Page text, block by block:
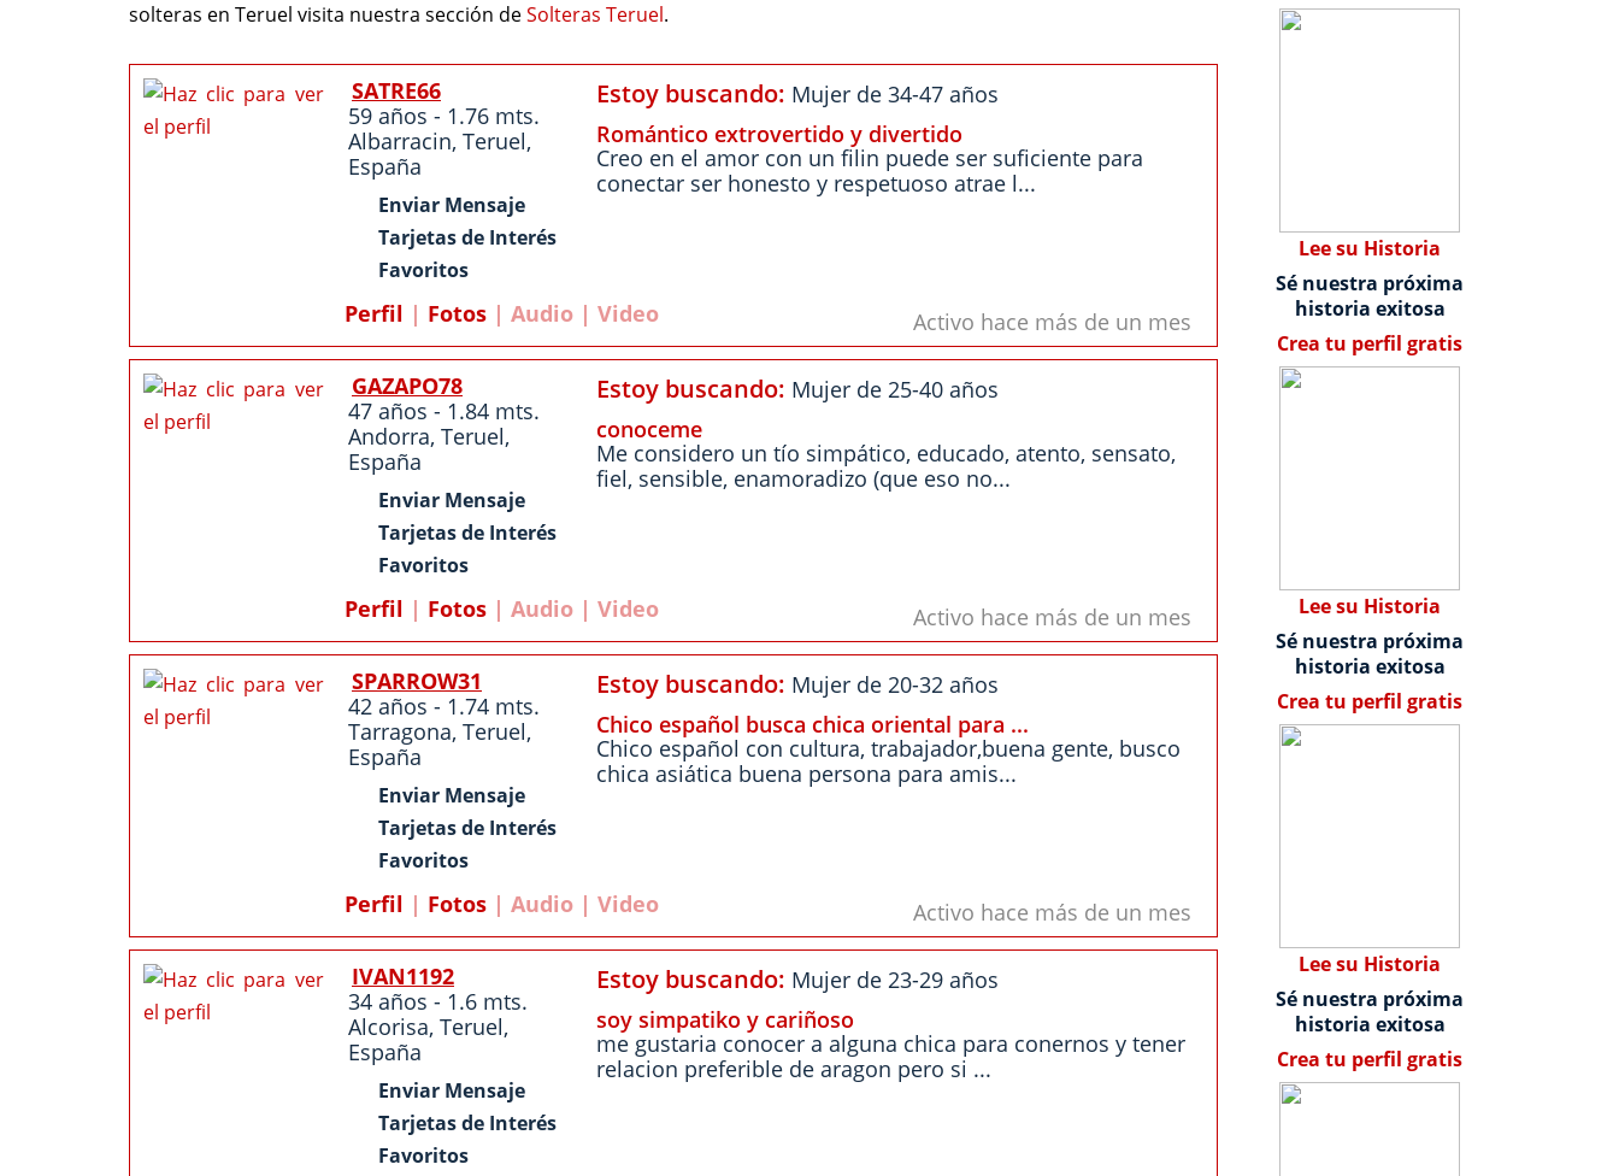
solteras en Teruel visita nuestra sección deSolteras Teruel.
SATRE66
59 años - 1.76 mts.
Albarracin, Teruel,
España
Enviar Mensaje
Tarjetas de Interés
Favoritos
Estoy buscando: Mujer de 34-47 años
Romántico extrovertido y divertido
Creo en el amor con un filin puede ser suficiente para
conectar ser honesto y respetuoso atrae l...
Perfil | Fotos | Audio | Video Activo hace más de un mes
GAZAPO78
47 años - 1.84 mts.
Andorra, Teruel,
España
Enviar Mensaje
Tarjetas de Interés
Favoritos
Estoy buscando: Mujer de 25-40 años
conoceme
Me considero un tío simpático, educado, atento, sensato,
fiel, sensible, enamoradizo (que eso no...
Perfil | Fotos | Audio | Video Activo hace más de un mes
SPARROW31
42 años - 1.74 mts.
Tarragona, Teruel,
España
Enviar Mensaje
Tarjetas de Interés
Favoritos
Estoy buscando: Mujer de 20-32 años
Chico español busca chica oriental para ...
Chico español con cultura, trabajador,buena gente, busco
chica asiática buena persona para amis...
Perfil | Fotos | Audio | Video Activo hace más de un mes
IVAN1192
34 años - 1.6 mts.
Alcorisa, Teruel,
España
Enviar Mensaje
Tarjetas de Interés
Favoritos
Estoy buscando: Mujer de 23-29 años
soy simpatiko y cariñoso
me gustaria conocer a alguna chica para conernos y tener
relacion preferible de aragon pero si ...
Lee su Historia
Sé nuestra próxima
historia exitosa
Crea tu perfil gratis
Lee su Historia
Sé nuestra próxima
historia exitosa
Crea tu perfil gratis
Lee su Historia
Sé nuestra próxima
historia exitosa
Crea tu perfil gratis